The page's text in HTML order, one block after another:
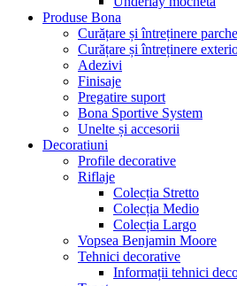
Produse Bona
Curățare și întreținere
Curățare și întreținere
Adezivi
Finisaje
Pregatire suport
Bona Sportive System
Unelte și accesorii
Decoratiuni
Profile decorative
Riflaje
Colecția Stretto
Colecția Medio
Colecția Largo
Vopsea Benjamin Moore
Tehnici decorative
Informații tehnici